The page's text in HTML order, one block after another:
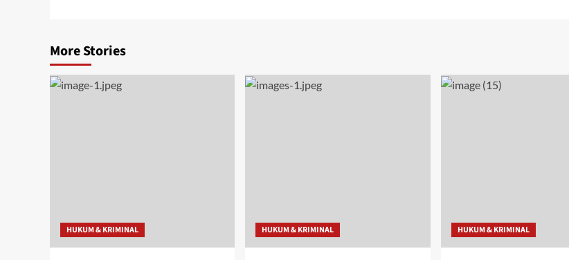
More Stories
HUKUM & KRIMINAL HUKUM & KRIMINAL HUKUM & KRIMINAL